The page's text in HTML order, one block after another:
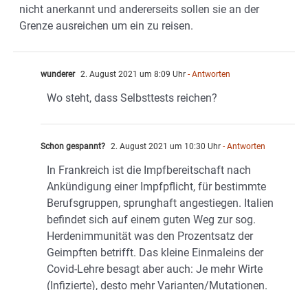
nicht anerkannt und andererseits sollen sie an der
Grenze ausreichen um ein zu reisen.
wunderer 2. August 2021 um 8:09 Uhr - Antworten
Wo steht, dass Selbsttests reichen?
Schon gespannt? 2. August 2021 um 10:30 Uhr - Antworten
In Frankreich ist die Impfbereitschaft nach
Ankündigung einer Impfpflicht, für bestimmte
Berufsgruppen, sprunghaft angestiegen. Italien
befindet sich auf einem guten Weg zur sog.
Herdenimmunität was den Prozentsatz der
Geimpften betrifft. Das kleine Einmaleins der
Covid-Lehre besagt aber auch: Je mehr Wirte
(Infizierte), desto mehr Varianten/Mutationen.